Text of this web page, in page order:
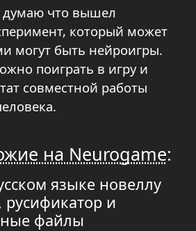
думаю что вышел
который может
могут быть нейроигры.
поиграть в игру и
совместной работы
на Neurogame:
языке новеллу
и
файлы